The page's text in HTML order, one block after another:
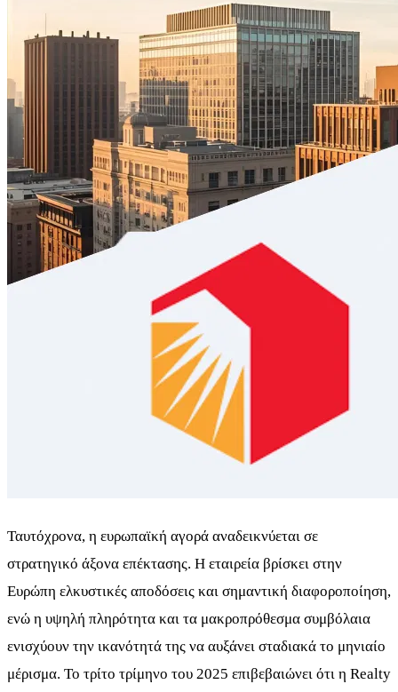
Ταυτόχρονα, η ευρωπαϊκή αγορά αναδεικνύεται σε
στρατηγικό άξονα επέκτασης. Η εταιρεία βρίσκει στην
Ευρώπη ελκυστικές αποδόσεις και σημαντική διαφοροποίηση,
ενώ η υψηλή πληρότητα και τα μακροπρόθεσμα συμβόλαια
ενισχύουν την ικανότητά της να αυξάνει σταδιακά το μηνιαίο
μέρισμα. Το τρίτο τρίμηνο του 2025 επιβεβαιώνει ότι η Realty